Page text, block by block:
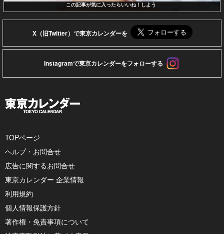
この記事が気に入ったらいいね！しよう
X（旧Twitter）で東京カレンダーを
Instagramで東京カレンダーをフォローする
TOPページ
ヘルプ・お問合せ
広告に関するお問合せ
東京カレンダー 企業情報
利用規約
個人情報保護方針
著作権・免責事項について